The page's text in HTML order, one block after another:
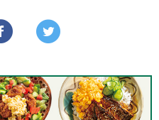
る Facebookでシェアする